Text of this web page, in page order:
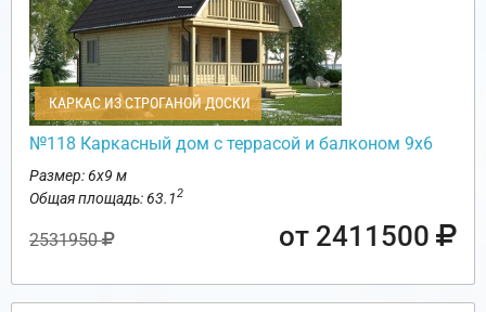
КАРКАС ИЗ СТРОГАНОЙ ДОСКИ
№118 Каркасный дом с террасой и балконом 9х6
Размер: 6х9 м
Общая площадь: 63.12
2531950 от 2411500